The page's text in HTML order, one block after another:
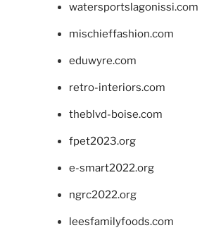
watersportslagonissi.com
mischieffashion.com
eduwyre.com
retro-interiors.com
theblvd-boise.com
fpet2023.org
e-smart2022.org
ngrc2022.org
leesfamilyfoods.com